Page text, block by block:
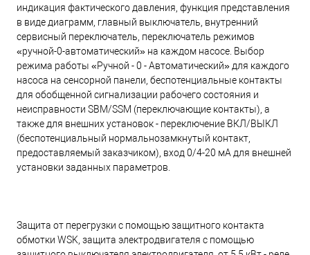
индикация фактического давления, функция представления
в виде диаграмм, главный выключатель, внутренний
сервисный переключатель, переключатель режимов
«ручной-0-автоматический» на каждом насосе. Выбор
режима работы «Ручной - 0 - Автомaтический» для каждого
насоса на сенсорной панели, беспотенциальные контакты
для обобщенной сигнализации рабочего состояния и
неисправности SBM/SSM (переключающие контакты), а
также для внешних установок - переключение ВКЛ/ВЫКЛ
(беспотенциальный нормальнозамкнутый контакт,
предоставляемый заказчиком), вход 0/4-20 мA для внешней
установки заданных параметров.
Защита от перегрузки с помощью защитного контакта
обмотки WSK, защита электродвигателя с помощью